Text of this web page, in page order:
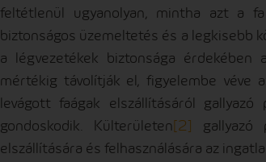
feltétlenül ugyanolyan, mintha azt a
biztonságos üzemeltetés és a legkisebb
a légvezetékek biztonsága
mértékig távolítják el, figyelembe véve
levágott faágak elszállításáról
gondoskodik. Külterületen[2] gallyazó
elszállítására és felhasználására az